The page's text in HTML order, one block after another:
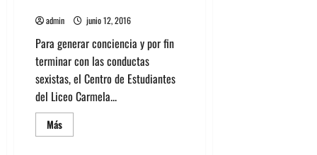
admin junio 12, 2016
Para generar conciencia y por fin
terminar con las conductas
sexistas, el Centro de Estudiantes
del Liceo Carmela...
MásLeer
más